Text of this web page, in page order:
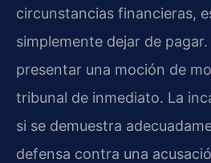
circunstancias financieras,
simplemente dejar de
presentar una moción de
tribunal de inmediato. La
si se demuestra
defensa contra una